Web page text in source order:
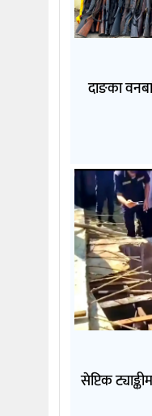
दाङका
सेप्टिक